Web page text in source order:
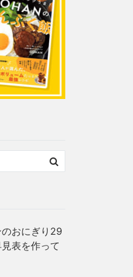
おにぎり29
表を作って